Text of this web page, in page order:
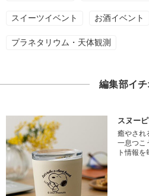
スイーツイベント お酒イベント
プラネタリウム・天体観測
編集部イ
スヌー
癒やされ
一息つこ
ト情報を